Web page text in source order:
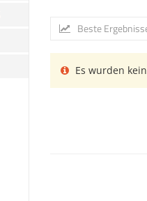
Beste
Es wurden